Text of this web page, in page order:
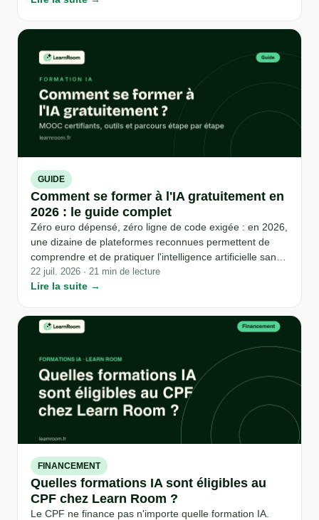
GUIDE
Comment se former à l'IA gratuitement en
2026 : le guide complet
Zéro euro dépensé, zéro ligne de code exigée : en 2026,
une dizaine de plateformes reconnues permettent de
comprendre et de pratiquer l'intelligence artificielle sans
sortir la carte bancaire. Reste à savoir lesquelles choisir,
dans quel ordre, et jusqu'où elles peuvent réellement
22 juil. 2026 · 21 min de lecture
Lire la suite →
FINANCEMENT
Quelles formations IA sont éligibles au
CPF chez Learn Room ?
Le CPF ne finance pas n'importe quelle formation IA.